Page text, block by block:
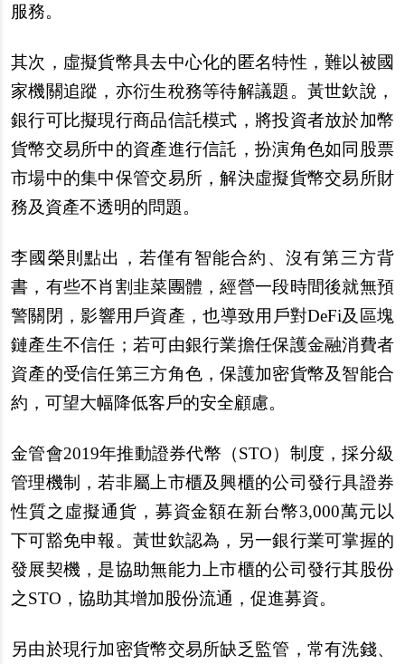
服務。
其次，虛擬貨幣具去中心化的匿名特性，難以被國
家機關追蹤，亦衍生稅務等待解議題。黃世欽說，
銀行可比擬現行商品信託模式，將投資者放於加幣
貨幣交易所中的資產進行信託，扮演角色如同股票
市場中的集中保管交易所，解決虛擬貨幣交易所財
務及資產不透明的問題。
李國榮則點出，若僅有智能合約、沒有第三方背
書，有些不肖割韭菜團體，經營一段時間後就無預
警關閉，影響用戶資產，也導致用戶對DeFi及區塊
鏈產生不信任；若可由銀行業擔任保護金融消費者
資產的受信任第三方角色，保護加密貨幣及智能合
約，可望大幅降低客戶的安全顧慮。
金管會2019年推動證券代幣（STO）制度，採分級
管理機制，若非屬上市櫃及興櫃的公司發行具證券
性質之虛擬通貨，募資金額在新台幣3,000萬元以
下可豁免申報。黃世欽認為，另一銀行業可掌握的
發展契機，是協助無能力上市櫃的公司發行其股份
之STO，協助其增加股份流通，促進募資。
另由於現行加密貨幣交易所缺乏監管，常有洗錢、